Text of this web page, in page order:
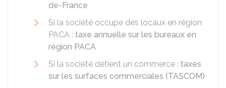
de-France
Si la société occupe des locaux en région
PACA : taxe annuelle sur les bureaux en
région PACA
Si la société détient un commerce : taxes
sur les surfaces commerciales (TASCOM)